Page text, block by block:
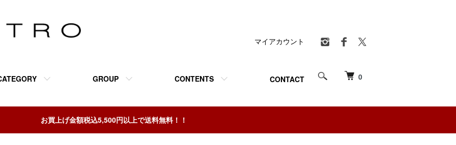
0
GROUP CONTENTS CONTACT
マイアカウント
お買上げ金額税込5,500円以上で送料無料！！